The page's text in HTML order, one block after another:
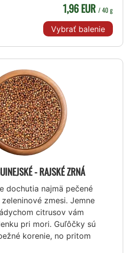
1,96 EUR / 40 g
Vybrať balenie
- RAJSKÉ ZRNÁ
dochutia najmä pečené
zmesi. Jemne
citrusov vám
pri mori. Guľôčky sú
korenie, no pritom